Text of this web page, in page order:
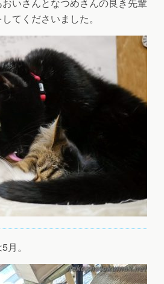
てくださいました。
。